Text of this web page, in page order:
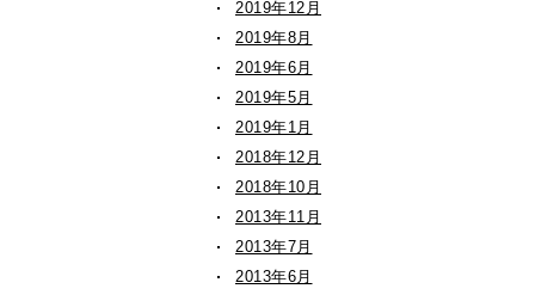
2019年12月
2019年8月
2019年6月
2019年5月
2019年1月
2018年12月
2018年10月
2013年11月
2013年7月
2013年6月